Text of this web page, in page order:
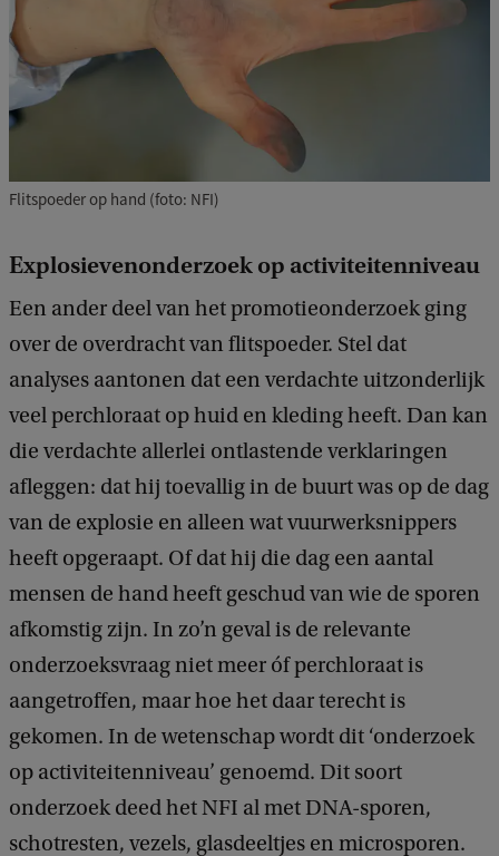
Flitspoeder op hand (foto: NFI)
Explosievenonderzoek op activiteitenniveau
Een ander deel van het promotieonderzoek ging
over de overdracht van flitspoeder. Stel dat
analyses aantonen dat een verdachte uitzonderlijk
veel perchloraat op huid en kleding heeft. Dan kan
die verdachte allerlei ontlastende verklaringen
afleggen: dat hij toevallig in de buurt was op de dag
van de explosie en alleen wat vuurwerksnippers
heeft opgeraapt. Of dat hij die dag een aantal
mensen de hand heeft geschud van wie de sporen
afkomstig zijn. In zo’n geval is de relevante
onderzoeksvraag niet meer óf perchloraat is
aangetroffen, maar hoe het daar terecht is
gekomen. In de wetenschap wordt dit ‘onderzoek
op activiteitenniveau’ genoemd. Dit soort
onderzoek deed het NFI al met DNA-sporen,
schotresten, vezels, glasdeeltjes en microsporen.